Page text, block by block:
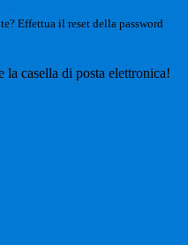
Effettua il reset della password
casella di posta elettronica!